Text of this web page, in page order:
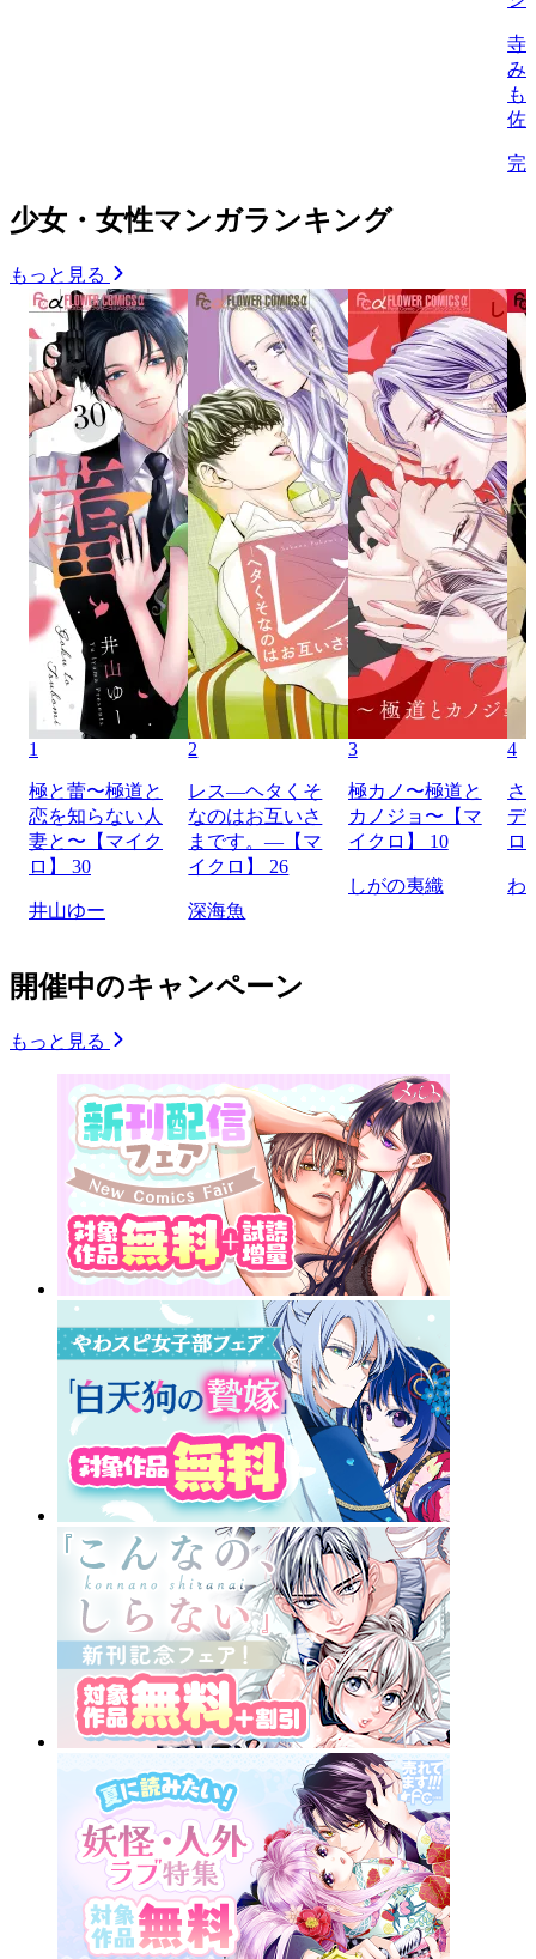
寺
み
も
佐
完
少女・女性マンガランキング
もっと見る
1
極と蕾〜極道と
恋を知らない人
妻と〜【マイク
ロ】 30
井山ゆー
2
レス―ヘタくそ
なのはお互いさ
まです。―【マ
イクロ】 26
深海魚
3
極カノ〜極道と
カノジョ〜【マ
イクロ】 10
しがの夷織
4
さ
デ
ロ
わ
開催中のキャンペーン
もっと見る